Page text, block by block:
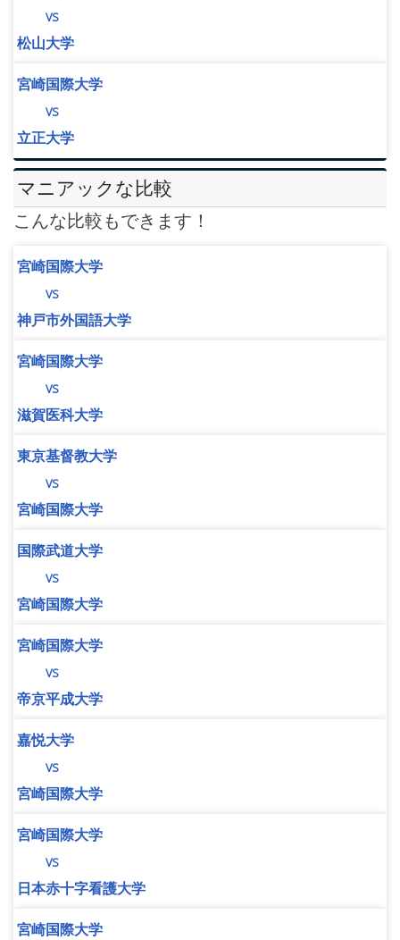
vs
松山大学
宮崎国際大学
vs
立正大学
マニアックな比較
こんな比較もできます！
宮崎国際大学
vs
神戸市外国語大学
宮崎国際大学
vs
滋賀医科大学
東京基督教大学
vs
宮崎国際大学
国際武道大学
vs
宮崎国際大学
宮崎国際大学
vs
帝京平成大学
嘉悦大学
vs
宮崎国際大学
宮崎国際大学
vs
日本赤十字看護大学
宮崎国際大学